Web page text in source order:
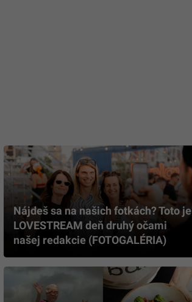
Nájdeš sa na našich fotkách? Toto je
LOVESTREAM deň druhý očami
našej redakcie (FOTOGALÉRIA)